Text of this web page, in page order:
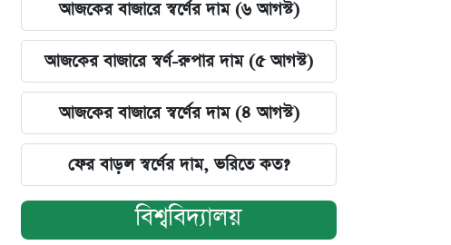
আজকের বাজারে স্বর্ণের দাম (৬ আগস্ট)
আজকের বাজারে স্বর্ণ-রুপার দাম (৫ আগস্ট)
আজকের বাজারে স্বর্ণের দাম (৪ আগস্ট)
ফের বাড়ল স্বর্ণের দাম, ভরিতে কত?
বিশ্ববিদ্যালয়